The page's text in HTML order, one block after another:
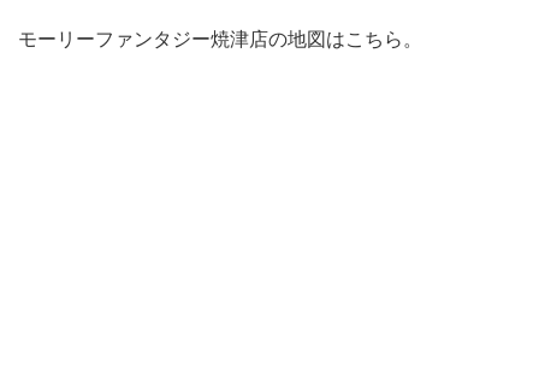
モーリーファンタジー焼津店の地図はこちら。